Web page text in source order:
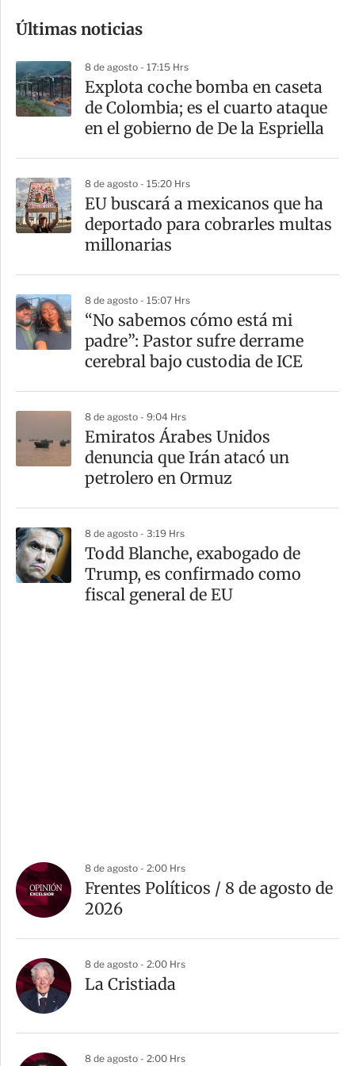
m
a
r
t
Últimas noticias
8 de agosto - 17:15 Hrs
Explota coche bomba en caseta
de Colombia; es el cuarto ataque
en el gobierno de De la Espriella
8 de agosto - 15:20 Hrs
EU buscará a mexicanos que ha
deportado para cobrarles multas
millonarias
8 de agosto - 15:07 Hrs
“No sabemos cómo está mi
padre”: Pastor sufre derrame
cerebral bajo custodia de ICE
8 de agosto - 9:04 Hrs
Emiratos Árabes Unidos
denuncia que Irán atacó un
petrolero en Ormuz
8 de agosto - 3:19 Hrs
Todd Blanche, exabogado de
Trump, es confirmado como
fiscal general de EU
8 de agosto - 2:00 Hrs
Frentes Políticos / 8 de agosto de
2026
8 de agosto - 2:00 Hrs
La Cristiada
8 de agosto - 2:00 Hrs